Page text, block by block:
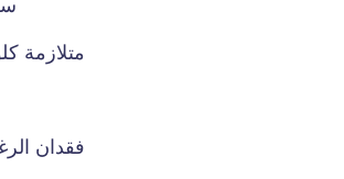
متلازمة
فقدان